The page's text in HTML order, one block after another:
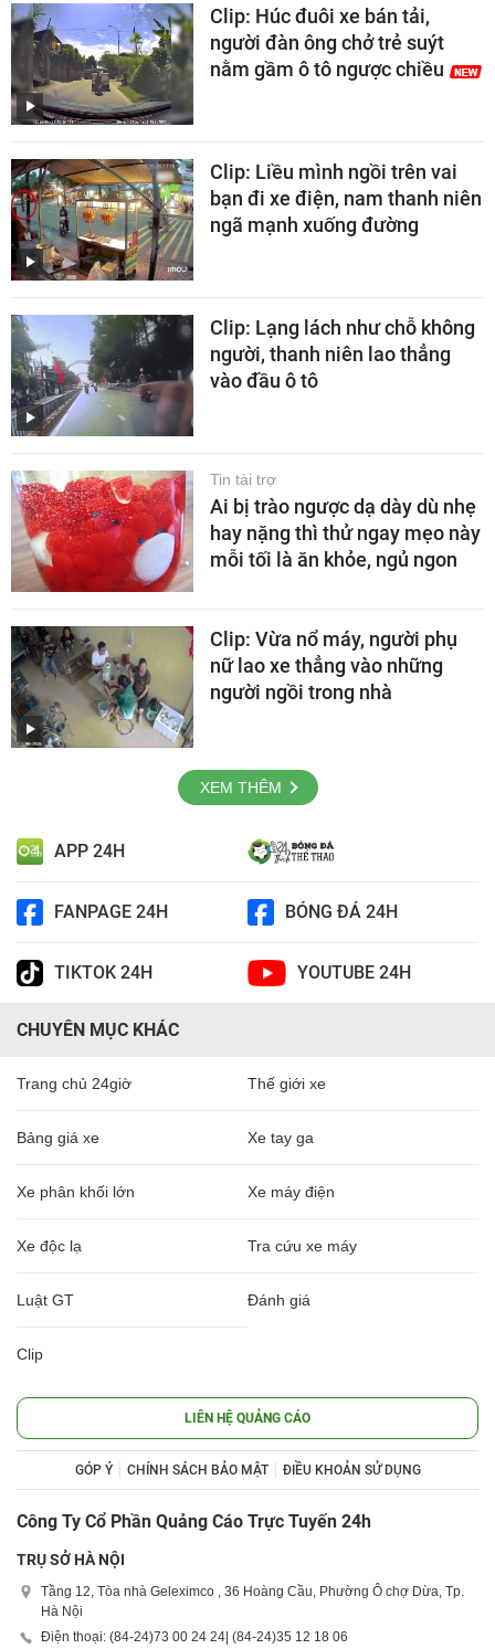
Clip: Húc đuôi xe bán tải,
người đàn ông chở trẻ suýt
nằm gầm ô tô ngược chiều
Clip: Liều mình ngồi trên vai
bạn đi xe điện, nam thanh niên
ngã mạnh xuống đường
Clip: Lạng lách như chỗ không
người, thanh niên lao thẳng
vào đầu ô tô
Tin tài trợ
Ai bị trào ngược dạ dày dù nhẹ
hay nặng thì thử ngay mẹo này
mỗi tối là ăn khỏe, ngủ ngon
Clip: Vừa nổ máy, người phụ
nữ lao xe thẳng vào những
người ngồi trong nhà
XEM THÊM
APP 24H
FANPAGE 24H BÓNG ĐÁ 24H
TIKTOK 24H YOUTUBE 24H
CHUYÊN MỤC KHÁC
Trang chủ 24giờ Thế giới xe
Bảng giá xe Xe tay ga
Xe phân khối lớn Xe máy điện
Xe độc lạ Tra cứu xe máy
Luật GT Đánh giá
Clip
LIÊN HỆ QUẢNG CÁO
GÓP Ý CHÍNH SÁCH BẢO MẬT ĐIỀU KHOẢN SỬ DỤNG
Công Ty Cổ Phần Quảng Cáo Trực Tuyến 24h
TRỤ SỞ HÀ NỘI
Tầng 12, Tòa nhà Geleximco , 36 Hoàng Cầu, Phường Ô chợ Dừa, Tp.
Hà Nội
Điện thoại: (84-24)73 00 24 24| (84-24)35 12 18 06